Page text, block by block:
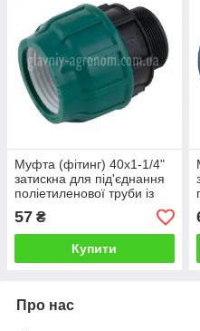
Муфта (фітинг) 40х1-1/4"
затискна для під'єднання
поліетиленової труби із
Туреччина
57 ₴
Купити
Про нас